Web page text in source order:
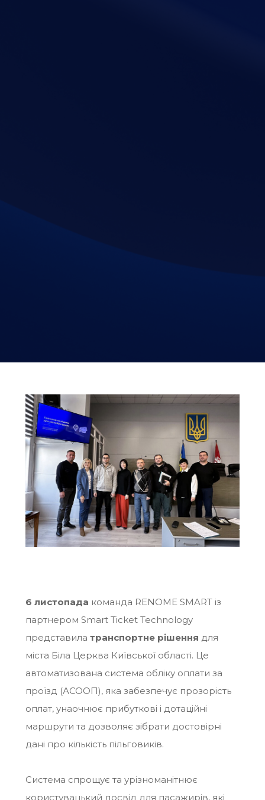
6 листопада команда RENOME SMART із
партнером Smart Ticket Technology
представила транспортне рішення для
міста Біла Церква Київської області. Це
автоматизована система обліку оплати за
проїзд (АСООП), яка забезпечує прозорість
оплат, унаочнює прибуткові і дотаційні
маршрути та дозволяє зібрати достовірні
дані про кількість пільговиків.
Система спрощує та урізноманітнює
користувацький досвід для пасажирів, які